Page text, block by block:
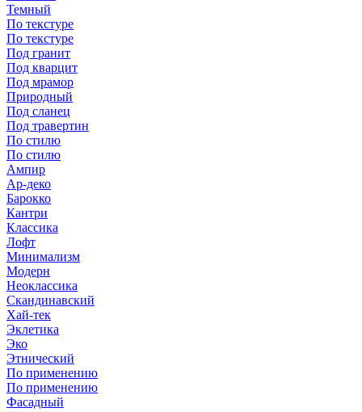
Темный
По текстуре
По текстуре
Под гранит
Под кварцит
Под мрамор
Природный
Под сланец
Под травертин
По стилю
По стилю
Ампир
Ар-деко
Барокко
Кантри
Классика
Лофт
Минимализм
Модерн
Неоклассика
Скандинавский
Хай-тек
Эклетика
Эко
Этнический
По применению
По применению
Фасадный